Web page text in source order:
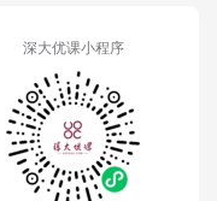
深大优课小程序